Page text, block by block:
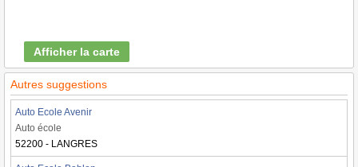
Afficher la carte
Autres suggestions
Auto Ecole Avenir
Auto école
52200 - LANGRES